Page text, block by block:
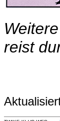
reist